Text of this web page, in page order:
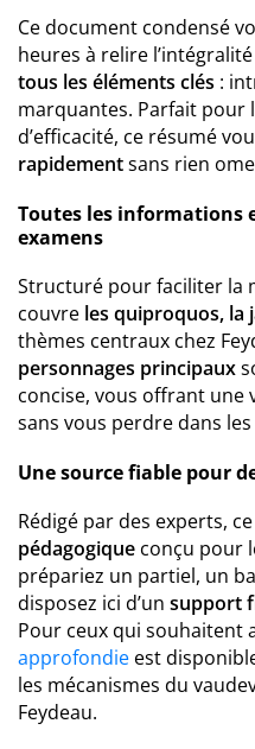
Ce document condensé
heures à relire
tous les éléments clés :
marquantes. Parfait pour
d’efficacité, ce résumé
rapidementsans rien
Toutes les informations
examens
Structuré pour faciliter la
couvre les quiproquos, la
thèmes centraux chez
personnages principaux
concise, vous offrant une
sans vous perdre dans
Une source fiable pour
Rédigé par des experts,
pédagogique conçu pour
prépariez un partiel, un
disposez ici d’un support
Pour ceux qui souhaitent
approfondie est
les mécanismes du
Feydeau.